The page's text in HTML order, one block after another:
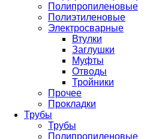
Полипропиленовые
Полиэтиленовые
Электросварные
Втулки
Заглушки
Муфты
Отводы
Тройники
Прочее
Прокладки
Трубы
Трубы
Полипропиленовые